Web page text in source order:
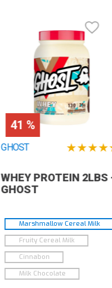
Consumir
Contenido
41 %
GHOST ★★★★
WHEY PROTEIN 2LBS
GHOST
Marshmallow Cereal Milk
Fruity Cereal Milk
Cinnabon
Milk Chocolate